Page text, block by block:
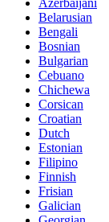
Belarusian
Bengali
Bosnian
Bulgarian
Cebuano
Chichewa
Corsican
Croatian
Dutch
Estonian
Filipino
Finnish
Frisian
Galician